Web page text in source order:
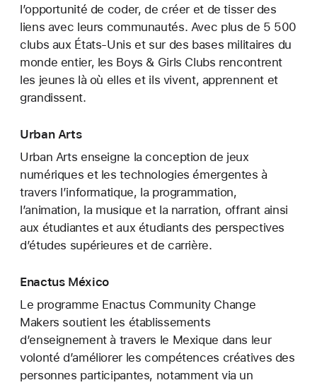
l’opportunité de coder, de créer et de tisser des
liens avec leurs communautés. Avec plus de 5 500
clubs aux États-Unis et sur des bases militaires du
monde entier, les Boys & Girls Clubs rencontrent
les jeunes là où elles et ils vivent, apprennent et
grandissent.
Urban Arts
Urban Arts enseigne la conception de jeux
numériques et les technologies émergentes à
travers l’informatique, la programmation,
l’animation, la musique et la narration, offrant ainsi
aux étudiantes et aux étudiants des perspectives
d’études supérieures et de carrière.
Enactus México
Le programme Enactus Community Change
Makers soutient les établissements
d’enseignement à travers le Mexique dans leur
volonté d’améliorer les compétences créatives des
personnes participantes, notamment via un